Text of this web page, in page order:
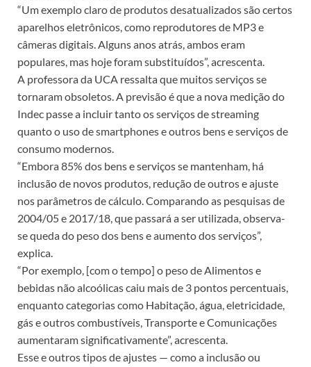
“Um exemplo claro de produtos desatualizados são certos
aparelhos eletrônicos, como reprodutores de MP3 e
câmeras digitais. Alguns anos atrás, ambos eram
populares, mas hoje foram substituídos”, acrescenta.
A professora da UCA ressalta que muitos serviços se
tornaram obsoletos. A previsão é que a nova medição do
Indec passe a incluir tanto os serviços de streaming
quanto o uso de smartphones e outros bens e serviços de
consumo modernos.
“Embora 85% dos bens e serviços se mantenham, há
inclusão de novos produtos, redução de outros e ajuste
nos parâmetros de cálculo. Comparando as pesquisas de
2004/05 e 2017/18, que passará a ser utilizada, observa-
se queda do peso dos bens e aumento dos serviços”,
explica.
“Por exemplo, [com o tempo] o peso de Alimentos e
bebidas não alcoólicas caiu mais de 3 pontos percentuais,
enquanto categorias como Habitação, água, eletricidade,
gás e outros combustíveis, Transporte e Comunicações
aumentaram significativamente”, acrescenta.
Esse e outros tipos de ajustes — como a inclusão ou